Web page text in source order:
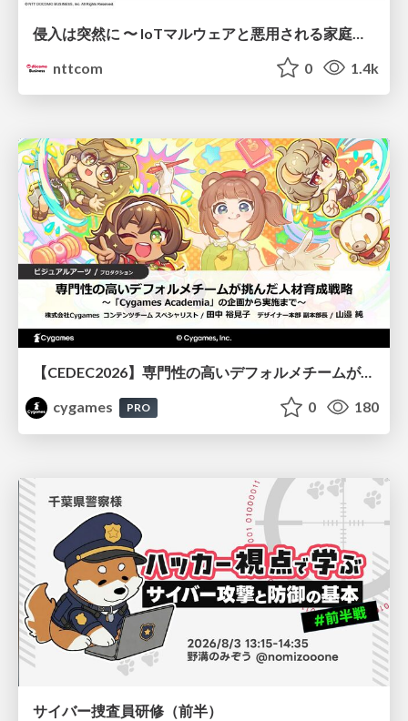
nttcom
0 1.4k
【CEDEC2026】専門性の高いデフォルメチームが挑んだ人材育成戦略 〜Cygames Academiaの企画から実施まで〜
cygames
PRO 0 180
サイバー捜査員研修（前半）